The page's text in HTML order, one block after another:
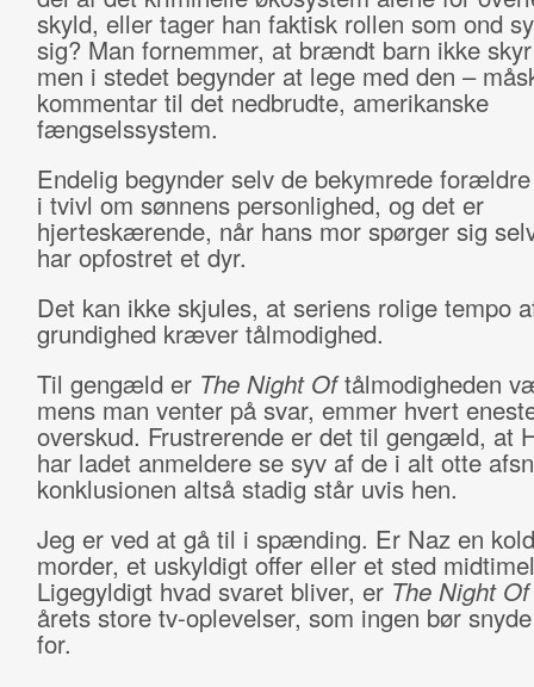
skyld, eller tager han faktisk rollen som ond
sig? Man fornemmer, at brændt barn ikke
men i stedet begynder at lege med den –
kommentar til det nedbrudte, amerikanske
fængselssystem.
Endelig begynder selv de bekymrede
i tvivl om sønnens personlighed, og det er
hjerteskærende, når hans mor spørger sig
har opfostret et dyr.
Det kan ikke skjules, at seriens rolige tempo
grundighed kræver tålmodighed.
Til gengæld er The Night Oftålmodigheden
mens man venter på svar, emmer hvert
overskud. Frustrerende er det til gengæld, at
har ladet anmeldere se syv af de i alt otte
konklusionen altså stadig står uvis hen.
Jeg er ved at gå til i spænding. Er Naz en
morder, et uskyldigt offer eller et sted
Ligegyldigt hvad svaret bliver, er The Night
årets store tv-oplevelser, som ingen bør
for.